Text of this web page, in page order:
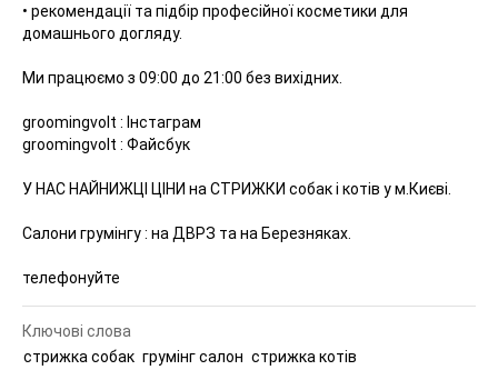
• рекомендації та підбір професійної косметики для
домашнього догляду.
Ми працюємо з 09:00 до 21:00 без вихідних.
groomingvolt : Інстаграм
groomingvolt : Файсбук
У НАС НАЙНИЖЦІ ЦІНИ на СТРИЖКИ собак і котів у м.Києві.
Салони грумінгу : на ДВРЗ та на Березняках.
телефонуйте
Ключові слова
стрижка собак грумінг салон стрижка котів